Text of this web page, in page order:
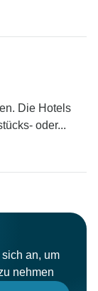
Die Hotels
oder...
an, um
nehmen